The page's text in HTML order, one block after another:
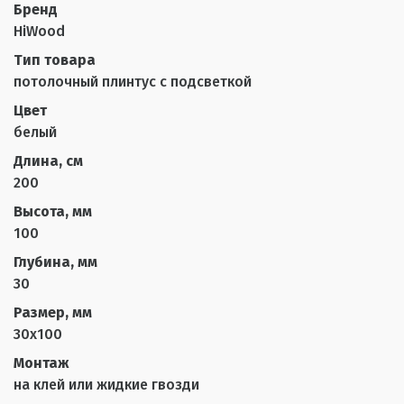
Бренд
HiWood
Тип товара
потолочный плинтус с подсветкой
Цвет
белый
Длина, см
200
Высота, мм
100
Глубина, мм
30
Размер, мм
30х100
Монтаж
на клей или жидкие гвозди